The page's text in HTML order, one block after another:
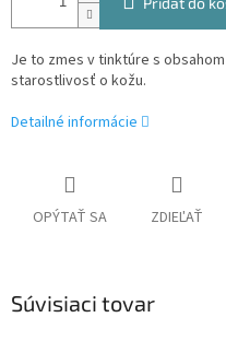
Je to zmes v tinktúre s
starostlivosť o kožu.
Detailné informácie
OPÝTAŤ SA ZDIEĽAŤ
Súvisiaci tovar